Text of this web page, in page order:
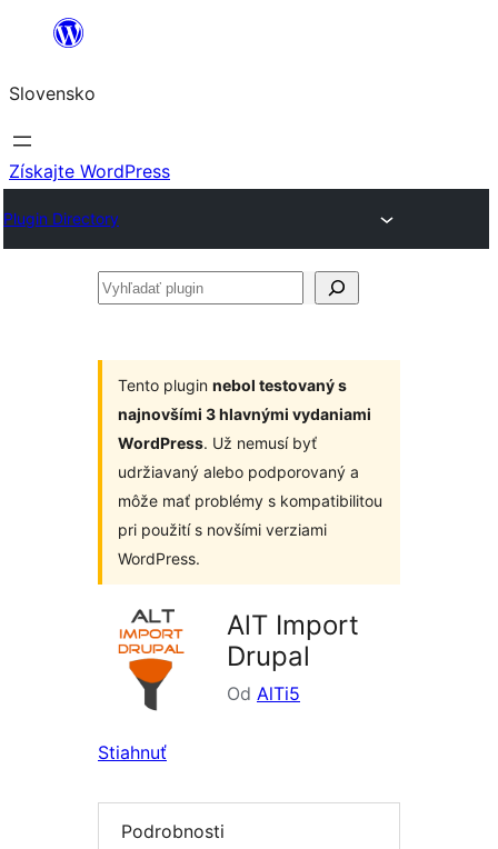
Prejsť
obsah
Slovensko
Získajte WordPress
Plugin Directory
Vyhľadať
Tento plugin nebol testovaný s
najnovšími 3 hlavnými vydaniami
WordPress. Už nemusí byť
udržiavaný alebo podporovaný a
môže mať problémy s kompatibilitou
pri použití s novšími verziami
WordPress.
AlT Import
Drupal
Od AlTi5
Stiahnuť
Podrobnosti